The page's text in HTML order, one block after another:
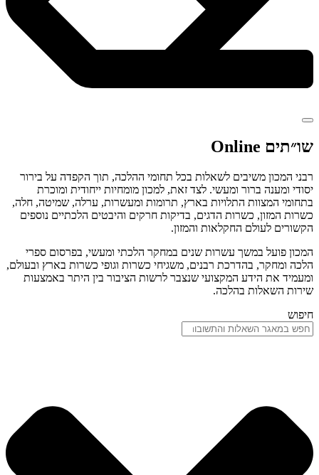
שו״תים Online
רבני המכון משיבים לשאלות בכל תחומי ההלכה, תוך הקפדה על בירור
יסודי ומענה ברור ומעשי. לצד זאת, למכון מומחיות ייחודית ומוכרת
בתחומי המצוות התלויות בארץ, תרומות ומעשרות, ערלה, שמיטה, חלה,
כשרות המזון, כשרות הדגים, בדיקות חרקים והיבטים הלכתיים נוספים
הקשורים לעולם החקלאות והמזון.
המכון פועל במשך עשרות שנים במחקר הלכתי ומעשי, בפרסום ספרי
הלכה ומחקר, בהדרכת רבנים, משגיחי כשרות וגופי כשרות בארץ ובעולם,
ומעמיד את הידע המקצועי שנצבר לרשות הציבור בין היתר באמצעות
שירות השאלות בהלכה.
חיפוש